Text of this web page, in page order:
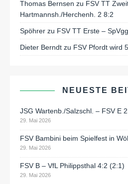
Thomas Bernsen zu FSV TT
Hartmannsh./Herchenh. 2 8:2
Spöhrer zu FSV TT Erste –
Dieter Berndt zu FSV Pfordt wird
NEUESTE
JSG Wartenb./Salzschl. – FSV E
29. Mai 2026
FSV Bambini beim Spielfest in
29. Mai 2026
FSV B – VfL Philippsthal 4:2 (2:1)
29. Mai 2026